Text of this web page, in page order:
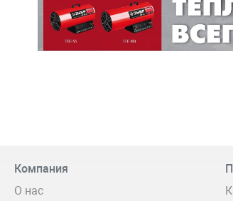
Компания
О нас